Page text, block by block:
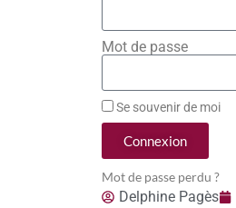
Mot de passe
Se souvenir de moi
Connexion
Mot de passe perdu ?
Delphine Pagès